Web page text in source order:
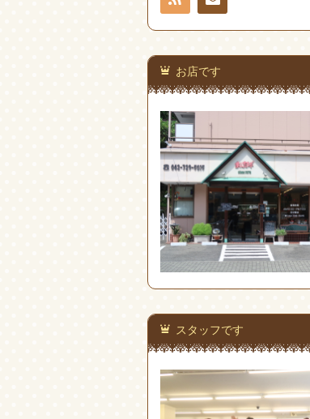
お問
い合
わせ
お店です
スタッフです